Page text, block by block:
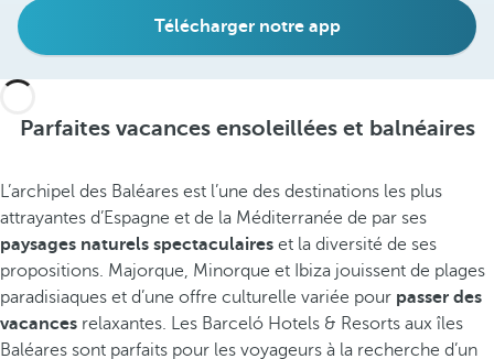
Télécharger notre app
Parfaites vacances ensoleillées et balnéaires
L’archipel des Baléares est l’une des destinations les plus
attrayantes d’Espagne et de la Méditerranée de par ses
paysages naturels spectaculaires et la diversité de ses
propositions. Majorque, Minorque et Ibiza jouissent de plages
paradisiaques et d’une offre culturelle variée pour passer des
vacances relaxantes. Les Barceló Hotels & Resorts aux îles
Baléares sont parfaits pour les voyageurs à la recherche d’un